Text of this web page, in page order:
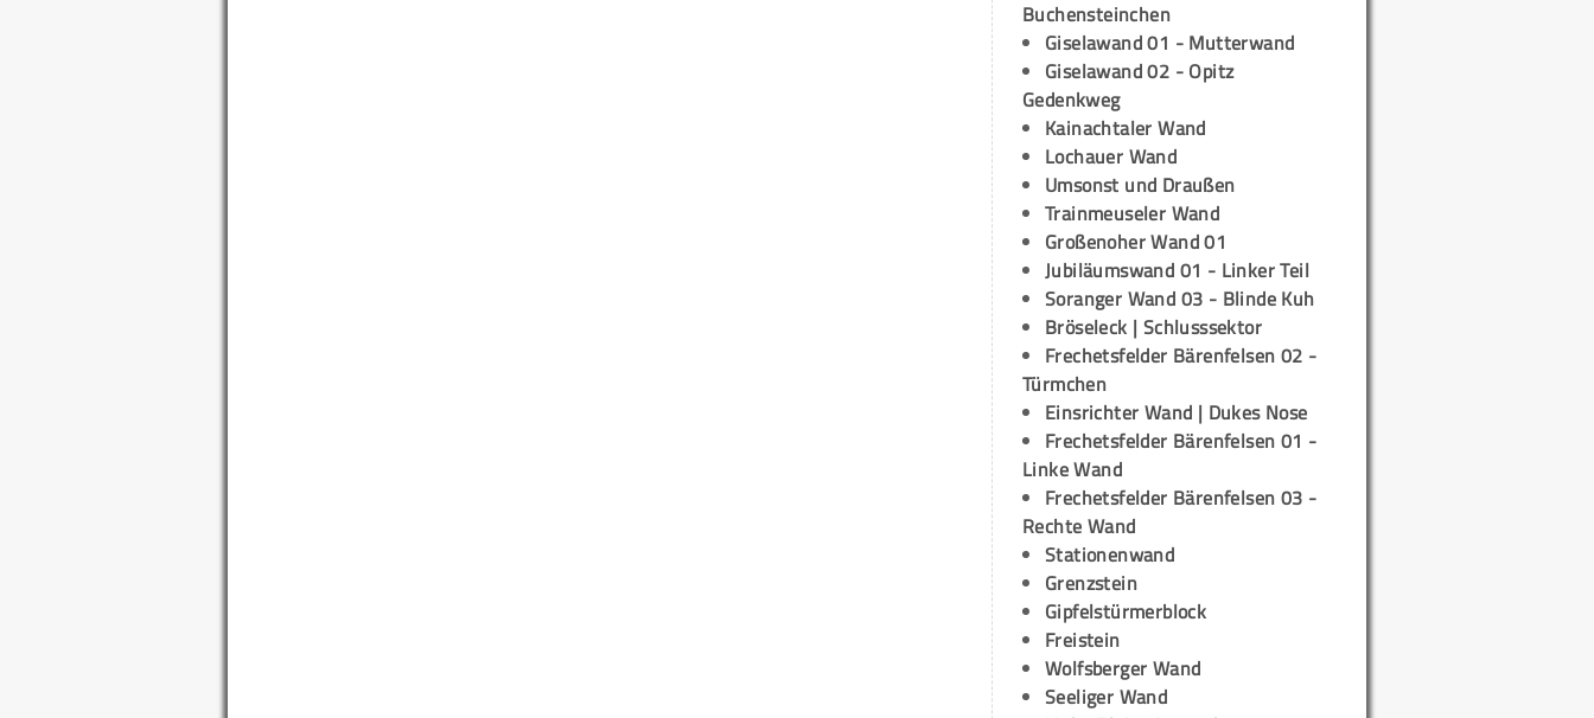
Buchensteinchen
Giselawand 01 - Mutterwand
Giselawand 02 - Opitz
Gedenkweg
Kainachtaler Wand
Lochauer Wand
Umsonst und Draußen
Trainmeuseler Wand
Großenoher Wand 01
Jubiläumswand 01 - Linker Teil
Soranger Wand 03 - Blinde Kuh
Bröseleck | Schlusssektor
Frechetsfelder Bärenfelsen 02 -
Türmchen
Einsrichter Wand | Dukes Nose
Frechetsfelder Bärenfelsen 01 -
Linke Wand
Frechetsfelder Bärenfelsen 03 -
Rechte Wand
Stationenwand
Grenzstein
Gipfelstürmerblock
Freistein
Wolfsberger Wand
Seeliger Wand